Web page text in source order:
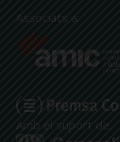
Associats a:
Amb el suport de: